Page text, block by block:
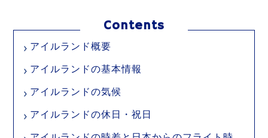
アイルランド概要
アイルランドの基本情報
アイルランドの気候
アイルランドの休日・祝日